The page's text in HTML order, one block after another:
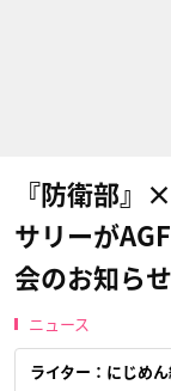
『防衛部』
サリーが
会のお知ら
ニュース
ライター：にじめ